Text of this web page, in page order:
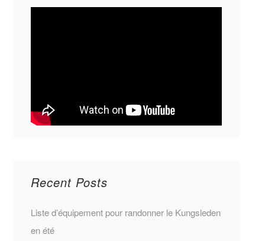
Recent Posts
Liste d’équipement pour randonner le Kungsleden
en été